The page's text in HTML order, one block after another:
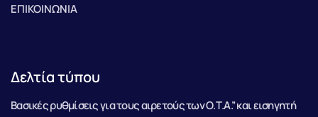
ΕΠΙΚΟΙΝΩΝΙΑ
Δελτία τύπου
Βασικές ρυθμίσεις για τους αιρετούς των Ο.Τ.Α.” και εισηγητή